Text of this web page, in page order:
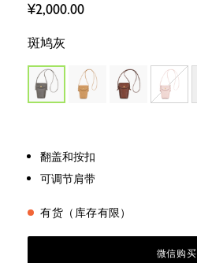
¥2,000.00
斑鸠灰
翻盖和按扣
可调节肩带
有货（库存有限）
微信购买